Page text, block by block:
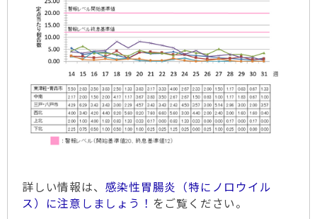
詳しい情報は、 感染性胃腸炎（特にノロウイル
ス）に注意しましょう！ をご覧ください。